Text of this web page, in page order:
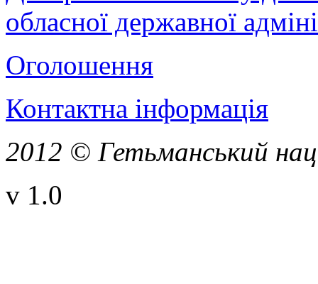
обласної державної
Оголошення
Контактна інформація
2012 © Гетьманський
v 1.0